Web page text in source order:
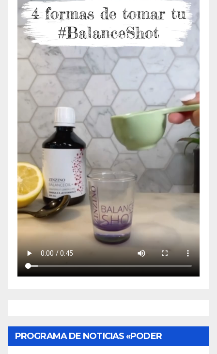
PROGRAMA DE NOTICIAS «PODER